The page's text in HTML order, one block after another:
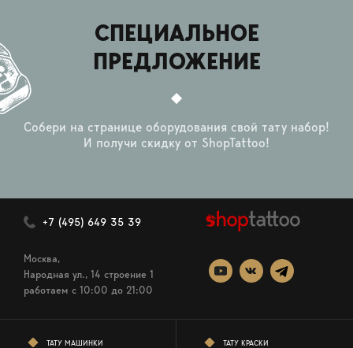
СПЕЦИАЛЬНОЕ
ПРЕДЛОЖЕНИЕ
Собери на странице оборудования свой тату набор!
И получи скидку от ShopTattoo!
+7 (495) 649 35 39
Москва,
Народная ул., 14 строение 1
работаем c 10:00 до 21:00
ТАТУ МАШИНКИ ТАТУ КРАСКИ